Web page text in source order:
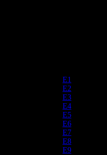
E1
E2
E3
E4
E5
E6
E7
E8
E9